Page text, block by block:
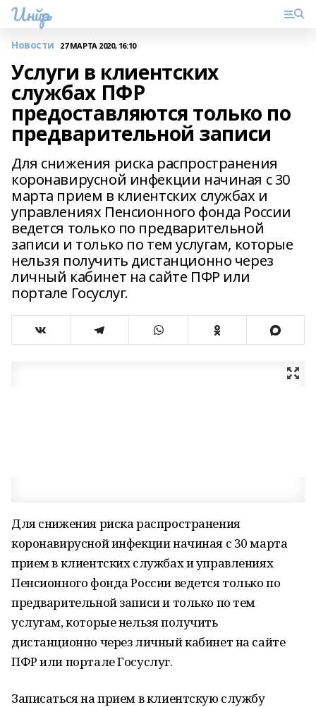
Инйәр
Новости 27 МАРТА 2020, 16:10
Услуги в клиентских
службах ПФР
предоставляются только по
предварительной записи
Для снижения риска распространения
коронавирусной инфекции начиная с 30
марта прием в клиентских службах и
управлениях Пенсионного фонда России
ведется только по предварительной
записи и только по тем услугам, которые
нельзя получить дистанционно через
личный кабинет на сайте ПФР или
портале Госуслуг.
Для снижения риска распространения
коронавирусной инфекции начиная с 30 марта
прием в клиентских службах и управлениях
Пенсионного фонда России ведется только по
предварительной записи и только по тем
услугам, которые нельзя получить
дистанционно через личный кабинет на сайте
ПФР или портале Госуслуг.
Записаться на прием в клиентскую службу